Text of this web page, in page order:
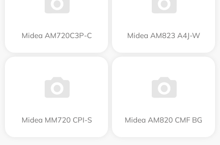
Midea AM720C3P-C Midea AM823 A4J-W
Midea MM720 CPI-S Midea AM820 CMF BG